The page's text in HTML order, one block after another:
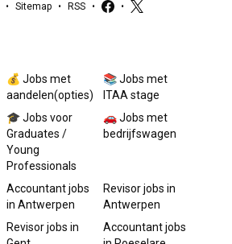
• Sitemap • RSS • •
💰 Jobs met
aandelen(opties)
📚 Jobs met
ITAA stage
🎓 Jobs voor
Graduates /
Young
Professionals
🚗 Jobs met
bedrijfswagen
Accountantjobs
in Antwerpen
Revisorjobs in
Antwerpen
Revisorjobs in
Accountantjobs